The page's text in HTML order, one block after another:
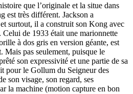
que l’originale et la situe dans
est très différent. Jackson a
surtout, il a construit son Kong avec
Celui de 1933 était une marionnette
à dos gris en version géante, est
Mais pas seulement, puisque le
son expressivité et une partie de sa
pour le Gollum du Seigneur des
son visage, son regard, ses
la machine (motion capture en bon